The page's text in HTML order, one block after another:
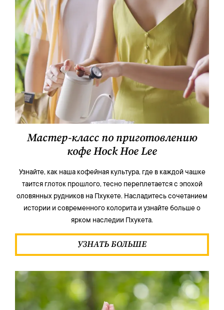
Мастер-класс по приготовлению
кофе Hock Hoe Lee
Узнайте, как наша кофейная культура, где в каждой чашке
таится глоток прошлого, тесно переплетается с эпохой
оловянных рудников на Пхукете. Насладитесь сочетанием
истории и современного колорита и узнайте больше о
ярком наследии Пхукета.
УЗНАТЬ БОЛЬШЕ